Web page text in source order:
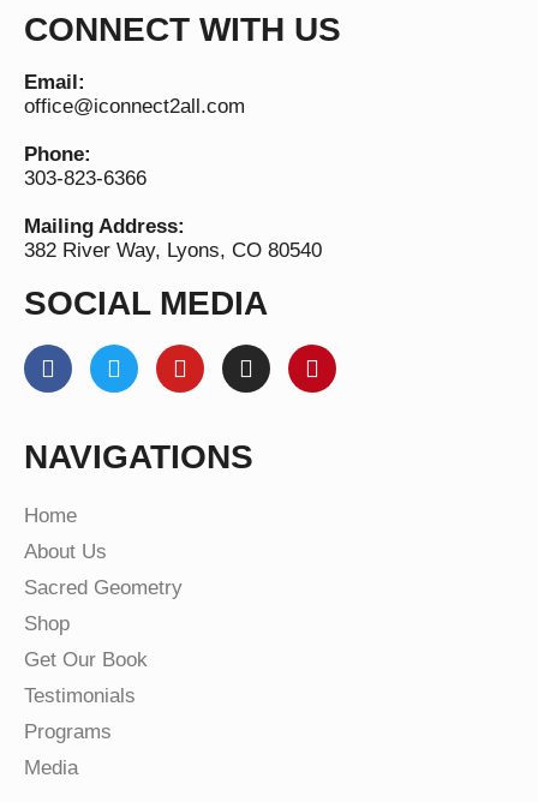
CONNECT WITH US
Email:
office@iconnect2all.com
Phone:
303-823-6366
Mailing Address:
382 River Way, Lyons, CO 80540
SOCIAL MEDIA
NAVIGATIONS
Home
About Us
Sacred Geometry
Shop
Get Our Book
Testimonials
Programs
Media